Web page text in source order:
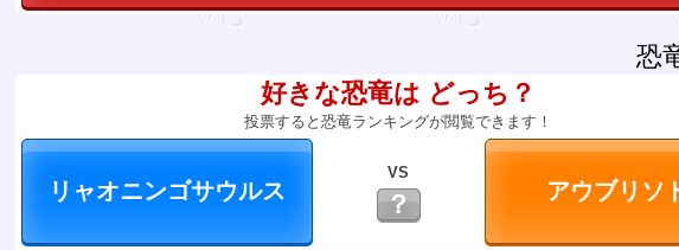
恐
好きな恐竜は どっち？
投票すると恐竜ランキングが閲覧できます！
VS
？